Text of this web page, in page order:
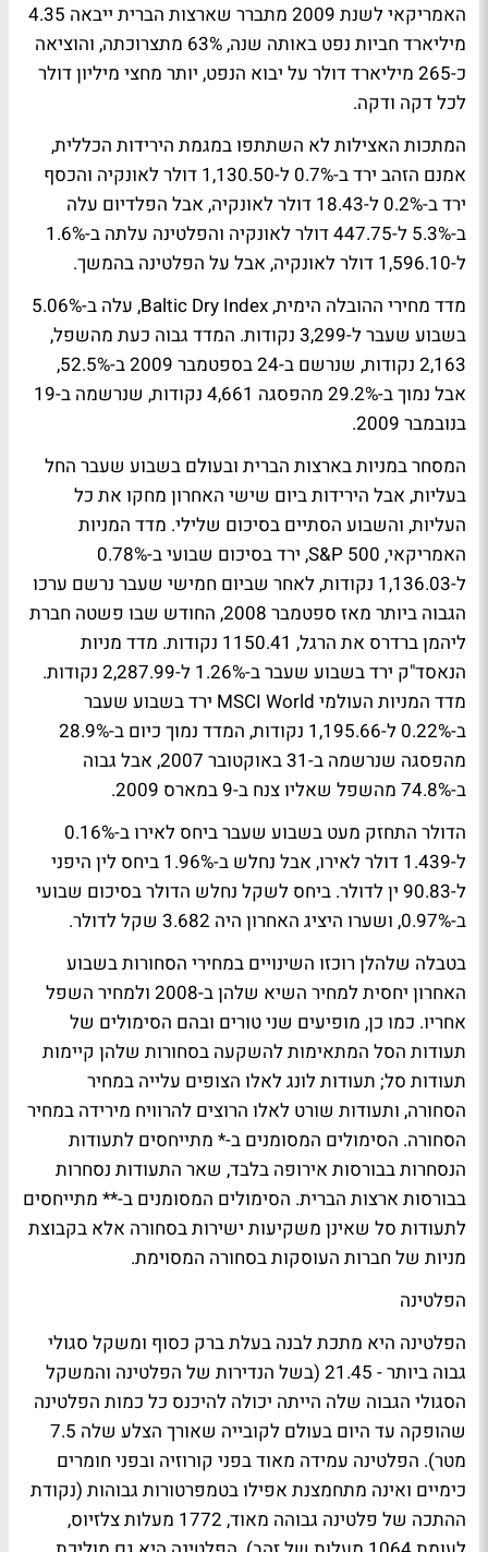
האמריקאי לשנת 2009 מתברר שארצות הברית ייבאה 4.35
מיליארד חביות נפט באותה שנה, 63% מתצרוכתה, והוציאה
כ-265 מיליארד דולר על יבוא הנפט, יותר מחצי מיליון דולר
לכל דקה ודקה.
המתכות האצילות לא השתתפו במגמת הירידות הכללית,
אמנם הזהב ירד ב-0.7% ל-1,130.50 דולר לאונקיה והכסף
ירד ב-0.2% ל-18.43 דולר לאונקיה, אבל הפלדיום עלה
ב-5.3% ל-447.75 דולר לאונקיה והפלטינה עלתה ב-1.6%
ל-1,596.10 דולר לאונקיה, אבל על הפלטינה בהמשך.
מדד מחירי ההובלה הימית, Baltic Dry Index, עלה ב-5.06%
בשבוע שעבר ל-3,299 נקודות. המדד גבוה כעת מהשפל,
2,163 נקודות, שנרשם ב-24 בספטמבר 2009 ב-52.5%,
אבל נמוך ב-29.2% מהפסגה 4,661 נקודות, שנרשמה ב-19
בנובמבר 2009.
המסחר במניות בארצות הברית ובעולם בשבוע שעבר החל
בעליות, אבל הירידות ביום שישי האחרון מחקו את כל
העליות, והשבוע הסתיים בסיכום שלילי. מדד המניות
האמריקאי, S&P 500, ירד בסיכום שבועי ב-0.78%
ל-1,136.03 נקודות, לאחר שביום חמישי שעבר נרשם ערכו
הגבוה ביותר מאז ספטמבר 2008, החודש שבו פשטה חברת
ליהמן ברדרס את הרגל, 1150.41 נקודות. מדד מניות
הנאסד"ק ירד בשבוע שעבר ב-1.26% ל-2,287.99 נקודות.
מדד המניות העולמי MSCI World ירד בשבוע שעבר
ב-0.22% ל-1,195.66 נקודות, המדד נמוך כיום ב-28.9%
מהפסגה שנרשמה ב-31 באוקטובר 2007, אבל גבוה
ב-74.8% מהשפל שאליו צנח ב-9 במארס 2009.
הדולר התחזק מעט בשבוע שעבר ביחס לאירו ב-0.16%
ל-1.439 דולר לאירו, אבל נחלש ב-1.96% ביחס לין היפני
ל-90.83 ין לדולר. ביחס לשקל נחלש הדולר בסיכום שבועי
ב-0.97%, ושערו היציג האחרון היה 3.682 שקל לדולר.
בטבלה שלהלן רוכזו השינויים במחירי הסחורות בשבוע
האחרון יחסית למחיר השיא שלהן ב-2008 ולמחיר השפל
אחריו. כמו כן, מופיעים שני טורים ובהם הסימולים של
תעודות הסל המתאימות להשקעה בסחורות שלהן קיימות
תעודות סל; תעודות לונג לאלו הצופים עלייה במחיר
הסחורה, ותעודות שורט לאלו הרוצים להרוויח מירידה במחיר
הסחורה. הסימולים המסומנים ב-* מתייחסים לתעודות
הנסחרות בבורסות אירופה בלבד, שאר התעודות נסחרות
בבורסות ארצות הברית. הסימולים המסומנים ב-** מתייחסים
לתעודות סל שאינן משקיעות ישירות בסחורה אלא בקבוצת
מניות של חברות העוסקות בסחורה המסוימת.
הפלטינה
הפלטינה היא מתכת לבנה בעלת ברק כסוף ומשקל סגולי
גבוה ביותר - 21.45 (בשל הנדירות של הפלטינה והמשקל
הסגולי הגבוה שלה הייתה יכולה להיכנס כל כמות הפלטינה
שהופקה עד היום בעולם לקובייה שאורך הצלע שלה 7.5
מטר). הפלטינה עמידה מאוד בפני קורוזיה ובפני חומרים
כימיים ואינה מתחמצנת אפילו בטמפרטורות גבוהות (נקודת
ההתכה של פלטינה גבוהה מאוד, 1772 מעלות צלזיוס,